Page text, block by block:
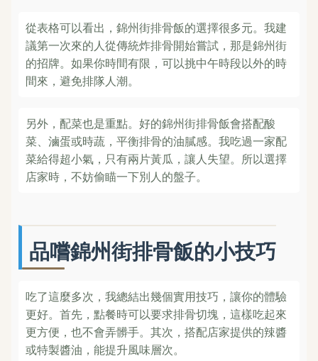
從表格可以看出，錦州街排骨飯的選擇很多元。我建
議第一次來的人從傳統炸排骨開始嘗試，那是錦州街
的招牌。如果你時間有限，可以挑中午時段以外的時
間來，避免排隊人潮。
另外，配菜也是重點。好的錦州街排骨飯會搭配酸
菜、滷蛋或時蔬，平衡排骨的油膩感。我吃過一家配
菜給得超小氣，只有兩片黃瓜，讓人失望。所以選擇
店家時，不妨偷瞄一下別人的盤子。
品嚐錦州街排骨飯的小技巧
吃了這麼多次，我總結出幾個實用技巧，讓你的體驗
更好。首先，點餐時可以要求排骨切塊，這樣吃起來
更方便，也不會弄髒手。其次，搭配店家提供的辣醬
或特製醬油，能提升風味層次。